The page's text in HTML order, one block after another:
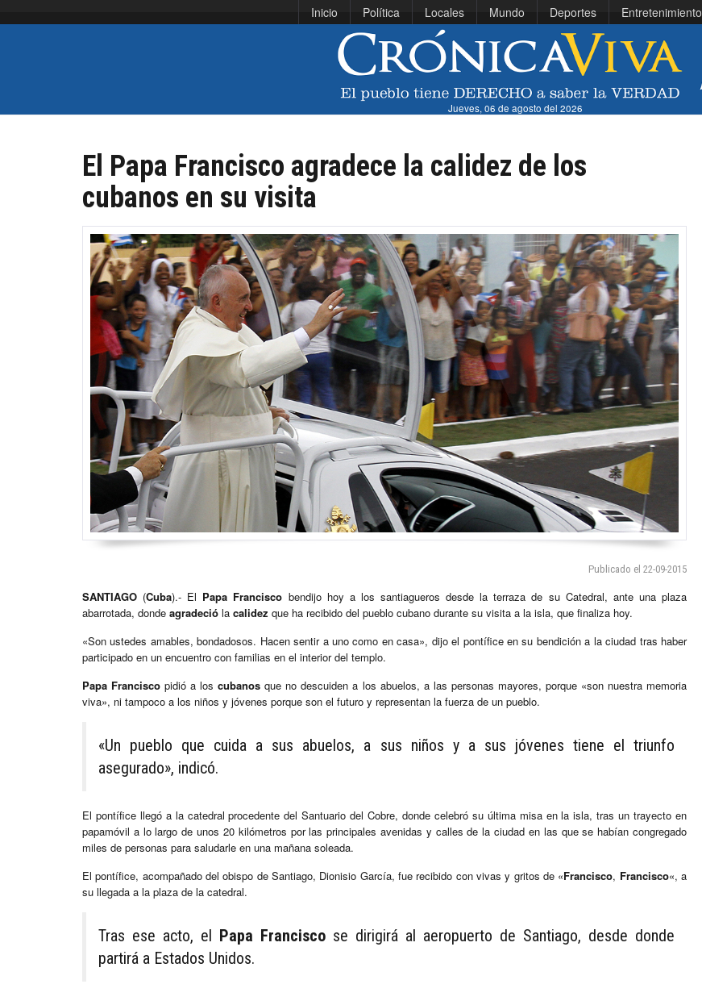
Inicio Política Locales Mundo Deportes Entretenimiento
Jueves, 06 de agosto del 2026
El Papa Francisco agradece la calidez de los
cubanos en su visita
Publicado el 22-09-2015
SANTIAGO (Cuba).- El Papa Francisco bendijo hoy a los santiagueros desde la terraza de su Catedral, ante una plaza
abarrotada, donde agradeció la calidez que ha recibido del pueblo cubano durante su visita a la isla, que finaliza hoy.
«Son ustedes amables, bondadosos. Hacen sentir a uno como en casa», dijo el pontífice en su bendición a la ciudad tras haber
participado en un encuentro con familias en el interior del templo.
Papa Franciscopidió a loscubanos que no descuiden a los abuelos, a las personas mayores, porque «son nuestra memoria
viva», ni tampoco a los niños y jóvenes porque son el futuro y representan la fuerza de un pueblo.
«Un pueblo que cuida a sus abuelos, a sus niños y a sus jóvenes tiene el triunfo
asegurado», indicó.
El pontífice llegó a la catedral procedente del Santuario del Cobre, donde celebró su última misa en la isla, tras un trayecto en
papamóvil a lo largo de unos 20 kilómetros por las principales avenidas y calles de la ciudad en las que se habían congregado
miles de personas para saludarle en una mañana soleada.
El pontífice, acompañado del obispo de Santiago, Dionisio García, fue recibido con vivas y gritos de «Francisco, Francisco«, a
su llegada a la plaza de la catedral.
Tras ese acto, el Papa Francisco se dirigirá al aeropuerto de Santiago, desde donde
partirá a Estados Unidos.